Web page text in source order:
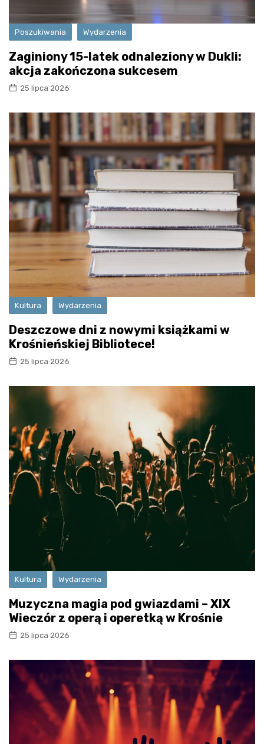
Poszukiwania Wydarzenia
Zaginiony 15-latek odnaleziony w Dukli:
akcja zakończona sukcesem
25 lipca 2026
Kultura Wydarzenia
Deszczowe dni z nowymi książkami w
Krośnieńskiej Bibliotece!
25 lipca 2026
Kultura Wydarzenia
Muzyczna magia pod gwiazdami – XIX
Wieczór z operą i operetką w Krośnie
25 lipca 2026